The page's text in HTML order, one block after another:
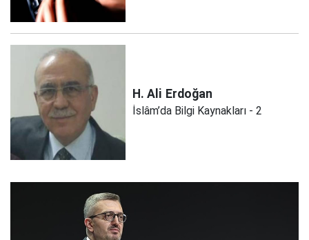
H. Ali Erdoğan
İslâm’da Bilgi Kaynakları - 2